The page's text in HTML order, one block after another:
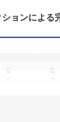
ョンによる